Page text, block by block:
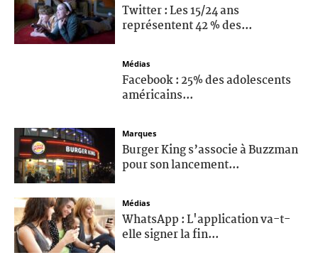
Twitter : Les 15/24 ans
représentent 42 % des...
Médias
Facebook : 25% des adolescents
américains...
Marques
Burger King s’associe à Buzzman
pour son lancement...
Médias
WhatsApp : L'application va-t-
elle signer la fin...